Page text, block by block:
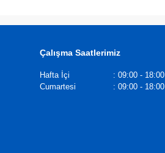
Çalışma Saatlerimiz
Hafta İçi : 09:00 - 18:00
Cumartesi
: 09:00 - 18:00